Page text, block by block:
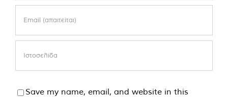
Save my name, email, and website in this